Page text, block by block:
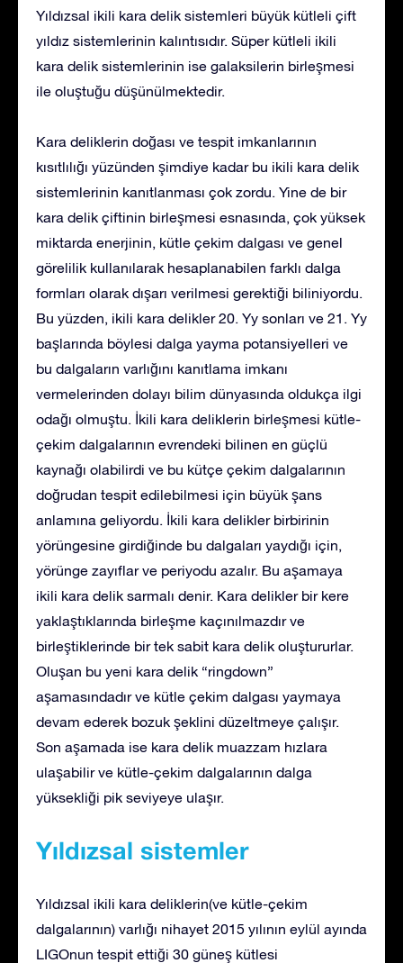
Yıldızsal ikili kara delik sistemleri büyük kütleli çift
yıldız sistemlerinin kalıntısıdır. Süper kütleli ikili
kara delik sistemlerinin ise galaksilerin birleşmesi
ile oluştuğu düşünülmektedir.
Kara deliklerin doğası ve tespit imkanlarının
kısıtlılığı yüzünden şimdiye kadar bu ikili kara delik
sistemlerinin kanıtlanması çok zordu. Yine de bir
kara delik çiftinin birleşmesi esnasında, çok yüksek
miktarda enerjinin, kütle çekim dalgası ve genel
görelilik kullanılarak hesaplanabilen farklı dalga
formları olarak dışarı verilmesi gerektiği biliniyordu.
Bu yüzden, ikili kara delikler 20. Yy sonları ve 21. Yy
başlarında böylesi dalga yayma potansiyelleri ve
bu dalgaların varlığını kanıtlama imkanı
vermelerinden dolayı bilim dünyasında oldukça ilgi
odağı olmuştu. İkili kara deliklerin birleşmesi kütle-
çekim dalgalarının evrendeki bilinen en güçlü
kaynağı olabilirdi ve bu kütçe çekim dalgalarının
doğrudan tespit edilebilmesi için büyük şans
anlamına geliyordu. İkili kara delikler birbirinin
yörüngesine girdiğinde bu dalgaları yaydığı için,
yörünge zayıflar ve periyodu azalır. Bu aşamaya
ikili kara delik sarmalı denir. Kara delikler bir kere
yaklaştıklarında birleşme kaçınılmazdır ve
birleştiklerinde bir tek sabit kara delik oluştururlar.
Oluşan bu yeni kara delik “ringdown”
aşamasındadır ve kütle çekim dalgası yaymaya
devam ederek bozuk şeklini düzeltmeye çalışır.
Son aşamada ise kara delik muazzam hızlara
ulaşabilir ve kütle-çekim dalgalarının dalga
yüksekliği pik seviyeye ulaşır.
Yıldızsal sistemler
Yıldızsal ikili kara deliklerin(ve kütle-çekim
dalgalarının) varlığı nihayet 2015 yılının eylül ayında
LIGOnun tespit ettiği 30 güneş kütlesi